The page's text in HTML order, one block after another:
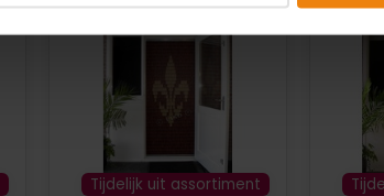
Tijdelijk uit assortiment